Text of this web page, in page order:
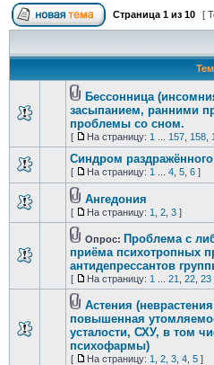
Страница 1из 10 [
Бессонница
засыпанием, ранними
проблемы со сном.
[ На страницу: 1 157, 158,
Синдром
[ На страницу: 1 4, 5, 6]
Ангедония
[ На страницу: 1 2, 3]
Опрос: Проблема с
приёма психотропных
антидепрессантов
[ На страницу: 1 21 22, 23
Астения
повышенная
усталости, СХУ, в том
психофармы)
[ На страницу: 1 2, 3, 4, 5]